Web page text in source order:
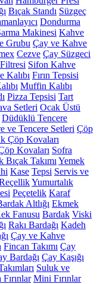
Bıçak Standı Süzgeç
Dondurma
Makinesi Kahve
Grubu Çay ve Kahve
Cezve Çay Süzgeci
Sifon Kahve
Kalıbı Fırın Tepsisi
Muffin Kalıbı
Pizza Tepsisi Tart
Setleri Ocak Üstü
Düdüklü Tencere
ve Tencere Setleri Çöp
Çöp Kovaları
Kovaları Sofra
Bıçak Takımı Yemek
Kase Tepsi Servis ve
Yumurtalık
Peçetelik Karaf
Altlığı Ekmek
Fanusu Bardak Viski
Rakı Bardağı Kadeh
Çay ve Kahve
Fincan Takımı Çay
Bardağı Çay Kaşığı
Suluk ve
Mini Fırınlar